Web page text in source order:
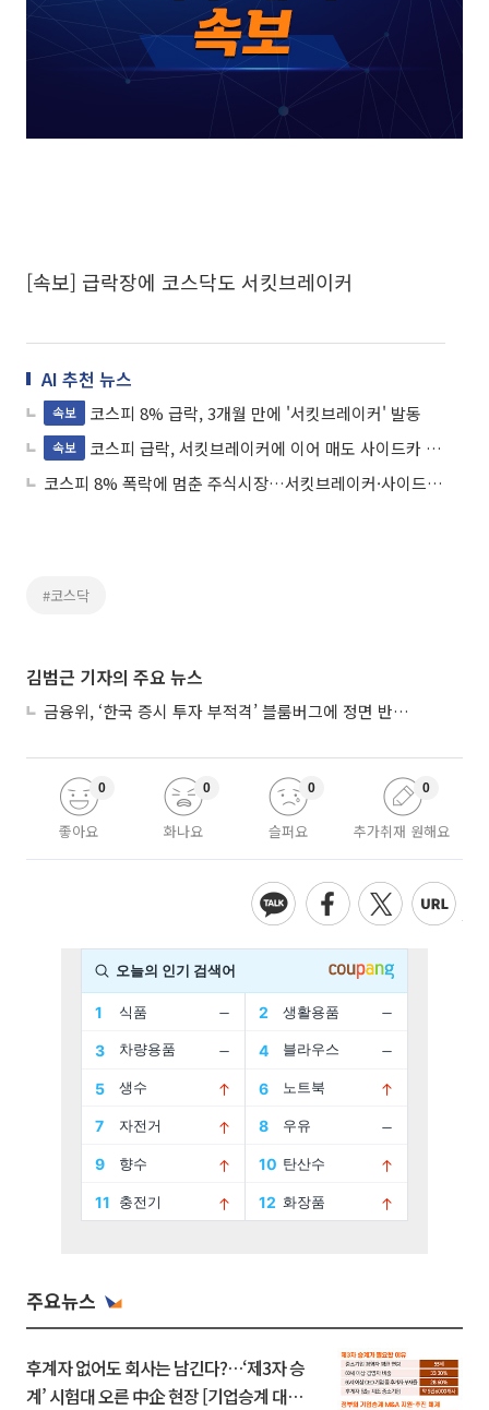
[속보] 급락장에 코스닥도 서킷브레이커
AI 추천 뉴스
속보 코스피 8% 급락, 3개월 만에 '서킷브레이커' 발동
속보
코스피 급락, 서킷브레이커에 이어 매도 사이드카 발동
코스피 8% 폭락에 멈춘 주식시장…서킷브레이커·사이드카 발동
#코스닥
김범근 기자의 주요 뉴스
금융위, ‘한국 증시 투자 부적격’ 블룸버그에 정면 반박…“근거 불분명”
좋아요
0
화나요
0
슬퍼요
0
추가취재 원해요
0
주요뉴스
후계자 없어도 회사는 남긴다?…‘제3자 승
계’ 시험대 오른 中企 현장 [기업승계 대전